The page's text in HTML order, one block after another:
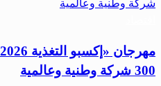
300 شركة وطنية وعالمية